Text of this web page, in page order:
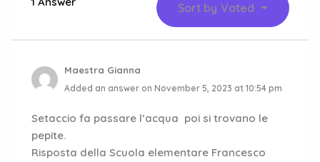
Sort by Voted
Maestra Gianna
Added an answer on November 5, 2023 at 10:54 pm
Setaccio fa passare l’acqua poi si trovano le
pepite.
Risposta della Scuola elementare Francesco